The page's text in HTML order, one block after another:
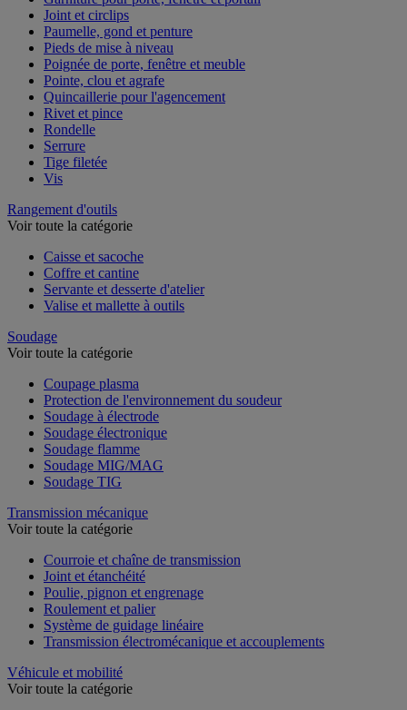
Joint et circlips
Paumelle, gond et penture
Pieds de mise à niveau
Poignée de porte, fenêtre et meuble
Pointe, clou et agrafe
Quincaillerie pour l'agencement
Rivet et pince
Rondelle
Serrure
Tige filetée
Vis
Rangement d'outils
Voir toute la catégorie
Caisse et sacoche
Coffre et cantine
Servante et desserte d'atelier
Valise et mallette à outils
Soudage
Voir toute la catégorie
Coupage plasma
Protection de l'environnement du soudeur
Soudage à électrode
Soudage électronique
Soudage flamme
Soudage MIG/MAG
Soudage TIG
Transmission mécanique
Voir toute la catégorie
Courroie et chaîne de transmission
Joint et étanchéité
Poulie, pignon et engrenage
Roulement et palier
Système de guidage linéaire
Transmission électromécanique et accouplements
Véhicule et mobilité
Voir toute la catégorie